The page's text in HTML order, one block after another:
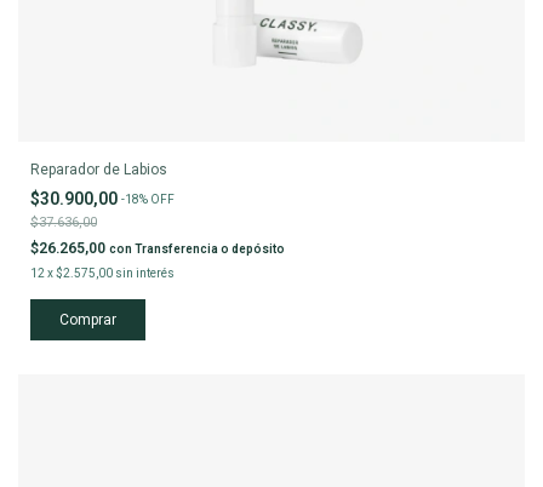
Reparador de Labios
$30.900,00 -18% OFF
$37.636,00
$26.265,00 con Transferencia o depósito
12 x$2.575,00 sin interés